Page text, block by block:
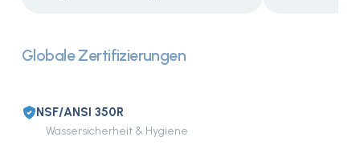
Globale Zertifizierungen
NSF/ANSI 350R
Wassersicherheit & Hygiene